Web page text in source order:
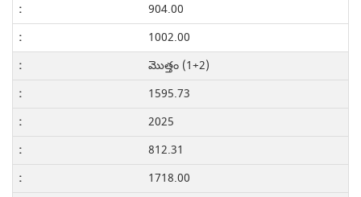
904.00
1002.00
మొత్తం (1+2)
1595.73
2025
812.31
1718.00